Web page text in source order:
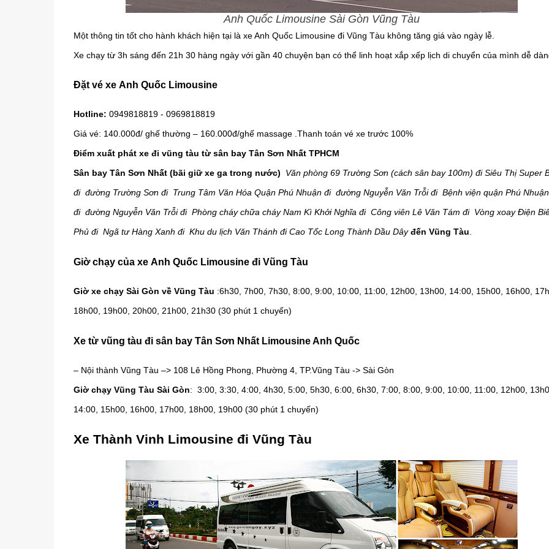
Anh Quốc Limousine Sài Gòn Vũng Tàu
Một thông tin tốt cho hành khách hiện tại là xe Anh Quốc Limousine đi Vũng Tàu không tăng giá vào ngày lễ.
Xe chạy từ 3h sáng đến 21h 30 hàng ngày với gần 40 chuyện bạn có thể linh hoạt xắp xếp lịch di chuyển của mình dễ
Đặt vé xe Anh Quốc Limousine
Hotline: 0949818819 - 0969818819
Giá vé: 140.000đ/ ghế thường – 160.000đ/ghế massage .Thanh toán vé xe trước 100%
Điểm xuất phát xe đi vũng tàu từ sân bay Tân Sơn Nhất TPHCM
Sân bay Tân Sơn Nhất (bãi giữ xe ga trong nước)
Văn phòng 69 Trường Sơn (cách sân bay 100m) đi Siêu Thị Super
đi đường Trường Sơn đi Trung Tâm Văn Hóa Quận Phú Nhuận đi đường Nguyễn Văn Trỗi đi Bệnh viện quận Phú Nhuận
đi đường Nguyễn Văn Trỗi đi Phòng cháy chữa cháy Nam Kì Khởi Nghĩa đi Công viên Lê Văn Tám đi Vòng xoay Điện
Phủ đi Ngã tư Hàng Xanh đi Khu du lịch Văn Thánh đi Cao Tốc Long Thành Dầu Dây đến Vũng Tàu.
Giờ chạy của xe Anh Quốc Limousine đi Vũng Tàu
Giờ xe chạy Sài Gòn về Vũng Tàu :6h30, 7h00, 7h30, 8:00, 9:00, 10:00, 11:00, 12h00, 13h00, 14:00, 15h00, 16h00,
18h00, 19h00, 20h00, 21h00, 21h30 (30 phút 1 chuyến)
Xe từ vũng tàu đi sân bay Tân Sơn Nhất Limousine Anh Quốc
– Nội thành Vũng Tàu –> 108 Lê Hồng Phong, Phường 4, TP.Vũng Tàu -> Sài Gòn
Giờ chạy Vũng Tàu Sài Gòn: 3:00, 3:30, 4:00, 4h30, 5:00, 5h30, 6:00, 6h30, 7:00, 8:00, 9:00, 10:00, 11:00, 12h00,
14:00, 15h00, 16h00, 17h00, 18h00, 19h00 (30 phút 1 chuyến)
Xe Thành Vinh Limousine đi Vũng Tàu